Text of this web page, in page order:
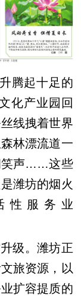
腾起十足的
化产业园回
线拽着世界
林漂流道一
笑声……这些
潍坊的烟火
性服务业
级。潍坊正
旅资源，以
扩容提质的